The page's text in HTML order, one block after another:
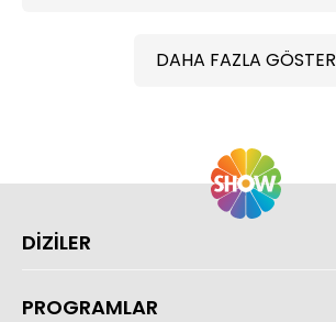
DAHA FAZLA GÖSTER
DİZİLER
PROGRAMLAR